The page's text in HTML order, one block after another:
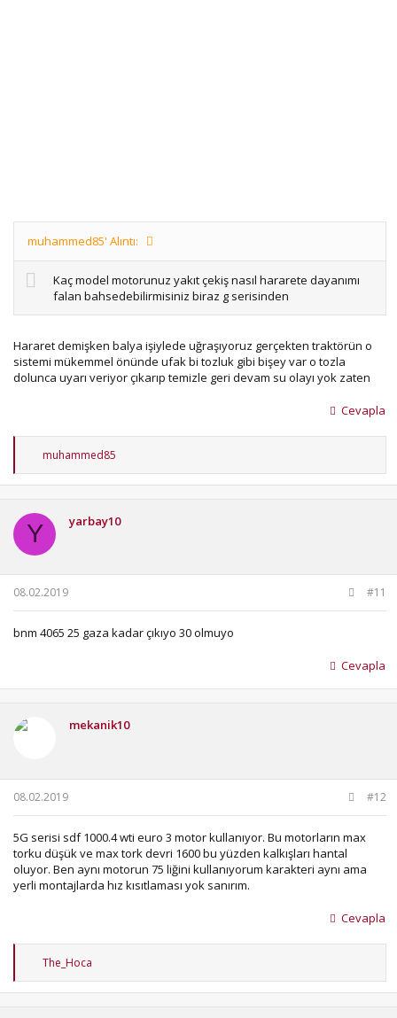
muhammed85' Alıntı:
Kaç model motorunuz yakıt çekiş nasıl hararete dayanımı
falan bahsedebilirmisiniz biraz g serisinden
Hararet demişken balya işiylede uğraşıyoruz gerçekten traktörün o
sistemi mükemmel önünde ufak bi tozluk gibi bişey var o tozla
dolunca uyarı veriyor çıkarıp temizle geri devam su olayı yok zaten
Cevapla
T
p
l
r
muhammed85
Y yarbay10
08.02.2019 #11
bnm 4065 25 gaza kadar çıkıyo 30 olmuyo
Cevapla
mekanik10
08.02.2019 #12
5G serisi sdf 1000.4 wti euro 3 motor kullanıyor. Bu motorların max
torku düşük ve max tork devri 1600 bu yüzden kalkışları hantal
oluyor. Ben aynı motorun 75 liğini kullanıyorum karakteri aynı ama
yerli montajlarda hız kısıtlaması yok sanırım.
Cevapla
T
p
The_Hoca